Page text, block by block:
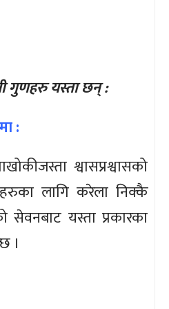
गुणहरु यस्ता छन् :
:
श्वासप्रश्वासको
लागि करेला निक्कै
सेवनबाट यस्ता प्रकारका
।